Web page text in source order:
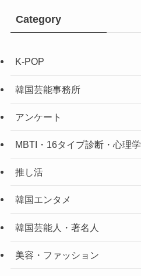
Category
K-POP
韓国芸能事務所
アンケート
MBTI・16タイプ診断・心理学
推し活
韓国エンタメ
韓国芸能人・著名人
美容・ファッション